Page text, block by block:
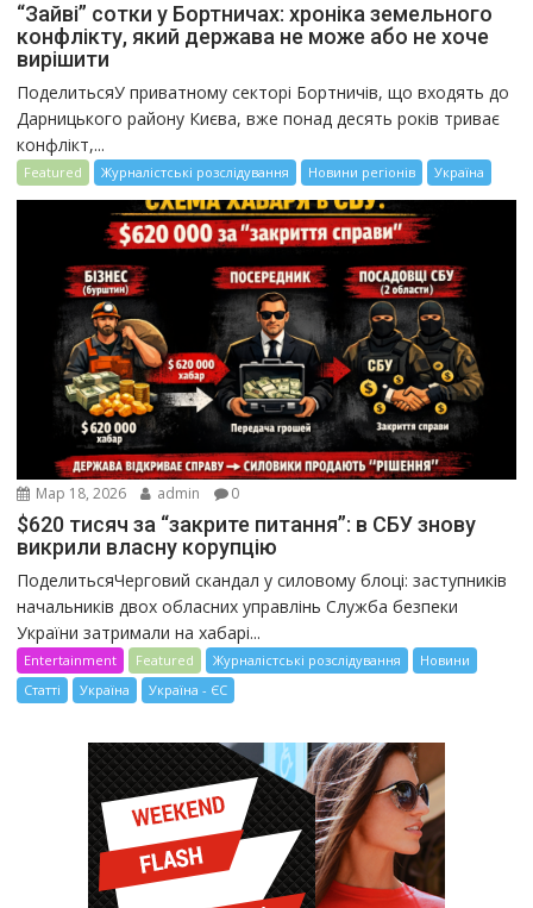
“Зайві” сотки у Бортничах: хроніка земельного
конфлікту, який держава не може або не хоче
вирішити
ПоделитьсяУ приватному секторі Бортничів, що входять до
Дарницького району Києва, вже понад десять років триває
конфлікт,...
Featured Журналістські розслідування Новини регіонів Україна
Мар 18, 2026 admin 0
$620 тисяч за “закрите питання”: в СБУ знову
викрили власну корупцію
ПоделитьсяЧерговий скандал у силовому блоці: заступників
начальників двох обласних управлінь Служба безпеки
України затримали на хабарі...
Entertainment Featured Журналістські розслідування
Новини
Статті
Україна Україна - ЄС